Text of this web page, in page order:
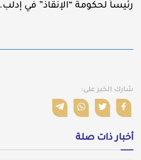
رئيساً لحكومة “الإنقاذ” في إدلب.
شارك الخبر على:
أخبار ذات صلة